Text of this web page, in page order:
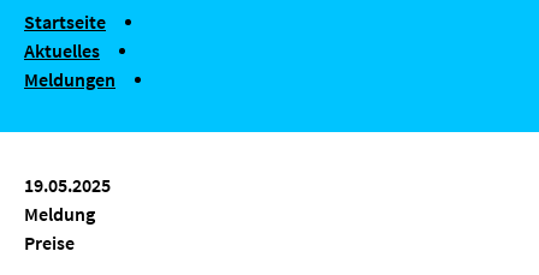
You are here:
Startseite
Aktuelles
Meldungen
Pedro Moreira erfolgreich
19.05.2025
Meldung
Preise